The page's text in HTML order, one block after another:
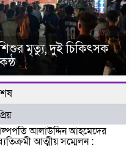
মৃত্যু, দুই চিকিৎসক
আলাউদ্দিন আহমেদের
আত্মীয় সম্মেলন :